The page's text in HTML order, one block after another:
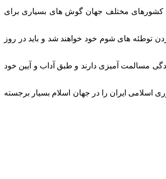
در کشورهای مختلف جهان گوش های بسیاری برای
توطئه های شوم خود خواهند شد و باید در روز
مسالمت آمیزی دارند و طبق آداب و آیین خود
اسلامی ایران را در جهان اسلام بسیار برجسته